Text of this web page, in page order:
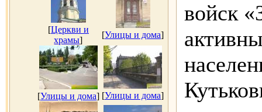
[Церкви и
храмы]
[Улицы и дома]
[Улицы и дома] [Улицы и дома]
войск